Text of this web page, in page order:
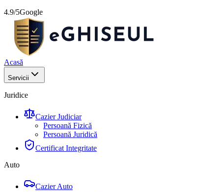
4.9/5Google
Acasă
Servicii
Juridice
Cazier Judiciar
Persoană Fizică
Persoană Juridică
Certificat Integritate
Auto
Cazier Auto